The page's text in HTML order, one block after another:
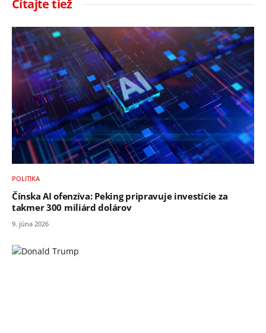
Čítajte tiež
POLITIKA
Čínska AI ofenzíva: Peking pripravuje investície za
takmer 300 miliárd dolárov
9. júna 2026